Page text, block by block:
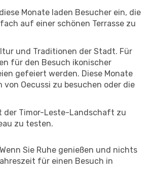
Monate laden Besucher ein, die
auf einer schönen Terrasse zu
und Traditionen der Stadt. Für
für den Besuch ikonischer
gefeiert werden. Diese Monate
Oecussi zu besuchen oder die
der Timor-Leste-Landschaft zu
zu testen.
Sie Ruhe genießen und nichts
für einen Besuch in